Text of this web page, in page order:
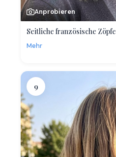
Anprobieren
Seitliche französische Zöpfe
Mehr
9